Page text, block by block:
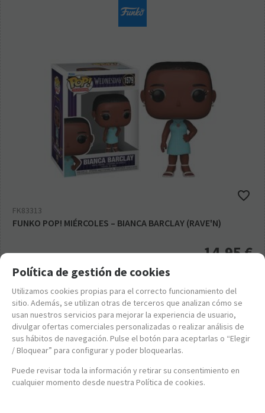
FK83313
FUNKO POP! MIÉRCOLES – BIANCA BARCLAY (RAVE'N)
14,95€
- +
Política de gestión de cookies
Utilizamos cookies propias para el correcto funcionamiento del
sitio. Además, se utilizan otras de terceros que analizan cómo se
usan nuestros servicios para mejorar la experiencia de usuario,
divulgar ofertas comerciales personalizadas o realizar análisis de
sus hábitos de navegación. Pulse el botón para aceptarlas o “Elegir
/ Bloquear” para configurar y poder bloquearlas.
Puede revisar toda la información y retirar su consentimiento en
cualquier momento desde nuestra Política de cookies.